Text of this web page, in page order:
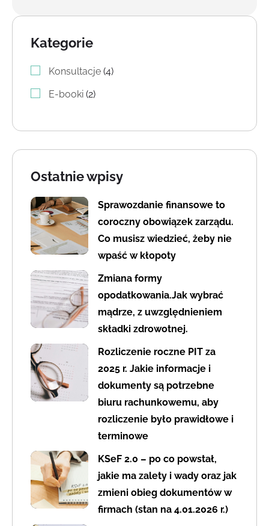
Kategorie
Konsultacje 44 produkty
E-booki 22 produkty
Ostatnie wpisy
Sprawozdanie finansowe to
coroczny obowiązek zarządu.
Co musisz wiedzieć, żeby nie
wpaść w kłopoty
Zmiana formy
opodatkowania.Jak wybrać
mądrze, z uwzględnieniem
składki zdrowotnej.
Rozliczenie roczne PIT za
2025 r. Jakie informacje i
dokumenty są potrzebne
biuru rachunkowemu, aby
rozliczenie było prawidłowe i
terminowe
KSeF 2.0 – po co powstał,
jakie ma zalety i wady oraz jak
zmieni obieg dokumentów w
firmach (stan na 4.01.2026 r.)